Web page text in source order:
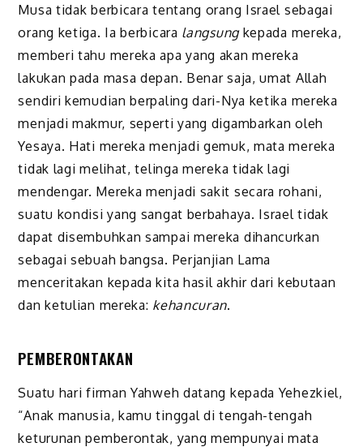
Musa tidak berbicara tentang orang Israel sebagai
orang ketiga. Ia berbicara langsungkepada mereka,
memberi tahu mereka apa yang akan mereka
lakukan pada masa depan. Benar saja, umat Allah
sendiri kemu­dian berpaling dari-Nya ketika mereka
menjadi makmur, seperti yang digambarkan oleh
Yesaya. Hati mereka menjadi gemuk, mata mereka
tidak lagi melihat, telinga mereka tidak lagi
mendengar. Mereka menjadi sakit secara rohani,
suatu kondisi yang sangat berbahaya. Israel tidak
dapat disembuhkan sampai mereka dihancurkan
sebagai sebuah bangsa. Perjanjian Lama
menceritakan kepada kita hasil akhir dari kebutaan
dan ketulian mereka: kehancuran.
PEMBERONTAKAN
Suatu hari firman Yahweh datang kepada Yehezkiel,
“Anak manusia, kamu tinggal di tengah-tengah
keturunan pemberontak, yang mempu­nyai mata